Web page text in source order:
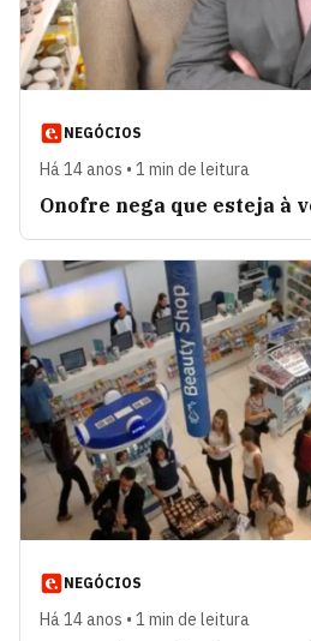
NEGÓCIOS
Há 14 anos • 1 min de leitura
Onofre nega que esteja à
NEGÓCIOS
Há 14 anos • 1 min de leitura